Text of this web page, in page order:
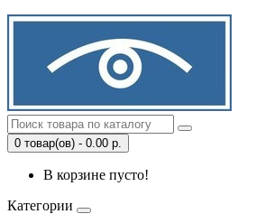
0 товар(ов) - 0.00 р.
В корзине пусто!
Категории